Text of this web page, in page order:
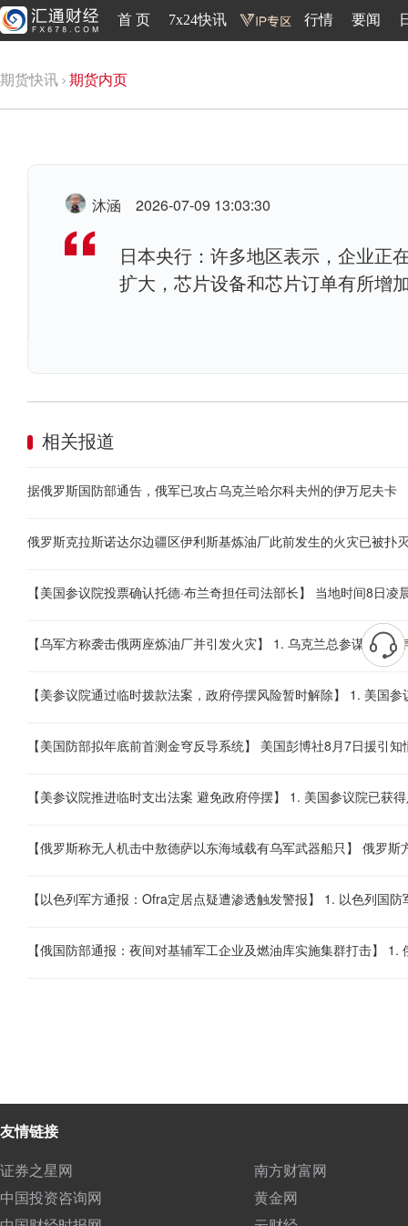
首 页 7x24快讯 行情 要闻
期货快讯 期货内页
沐涵 2026-07-09 13:03:30
日本央行：许多地区表示，企业正
扩大，芯片设备和芯片订单有所增
相关报道
据俄罗斯国防部通告，俄军已攻占乌克兰哈尔科夫州的伊万尼夫卡
俄罗斯克拉斯诺达尔边疆区伊利斯基炼油厂此前发生的火灾已被扑
友情链接
证券之星网
南方财富网
中国投资咨询网
黄金网